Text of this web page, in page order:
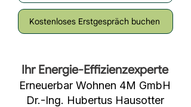
Kostenloses Erstgespräch buchen
Ihr Energie-Effizienzexperte
Erneuerbar Wohnen 4M GmbH
Dr.-Ing. Hubertus Hausotter